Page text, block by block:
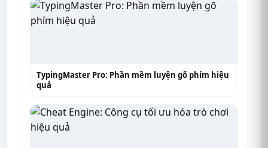
TypingMaster Pro: Phần mềm luyện gõ phím hiệu
quả